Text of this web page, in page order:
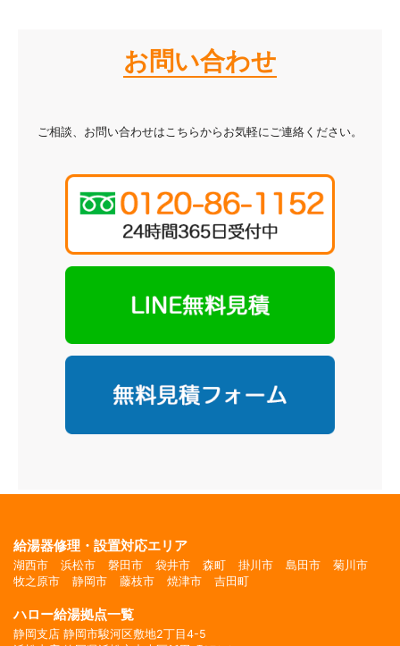
お問い合わせ
ご相談、お問い合わせはこちらからお気軽にご連絡ください。
給湯器修理・設置対応エリア
湖西市 浜松市 磐田市 袋井市 森町 掛川市 島田市
菊川市
牧之原市
静岡市 藤枝市 焼津市 吉田町
ハロー給湯拠点一覧
静岡支店 静岡市駿河区敷地2丁目4-5